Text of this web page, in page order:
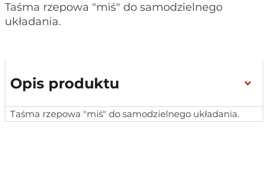
Taśma rzepowa "miś" do samodzielnego
układania.
Opis produktu
Taśma rzepowa "miś" do samodzielnego układania.